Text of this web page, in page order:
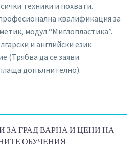
техники и похвати.
квалификация за
модул “Миглопластика”.
и английски език
(Трябва да се заяви
допълнително).
ЗА ГРАД ВАРНА И ЦЕНИ НА
ОБУЧЕНИЯ